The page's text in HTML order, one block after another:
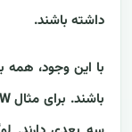
داشته باشند.
با این وجود، همه